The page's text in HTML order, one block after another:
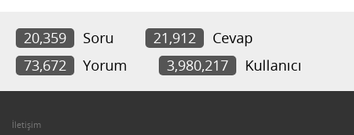
20,359 Soru 21,912
Cevap
73,672
Yorum 3,980,217 Kullanıcı
İletişim